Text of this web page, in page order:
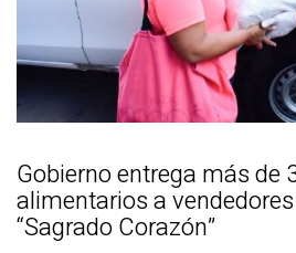
Gobierno entrega más de
alimentarios a
“Sagrado Corazón”